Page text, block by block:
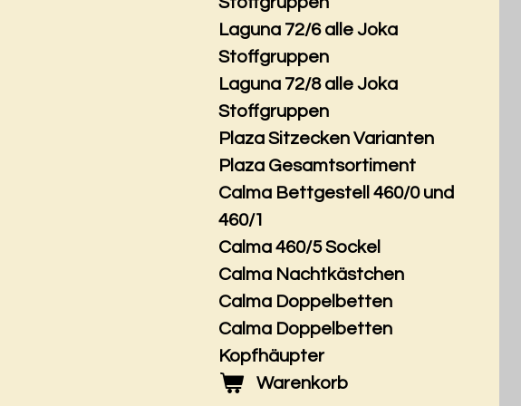
Laguna 72/6 alle Joka
Stoffgruppen
Laguna 72/8 alle Joka
Stoffgruppen
Plaza Sitzecken Varianten
Plaza Gesamtsortiment
Calma Bettgestell 460/0 und
460/1
Calma 460/5 Sockel
Calma Nachtkästchen
Calma Doppelbetten
Calma Doppelbetten
Kopfhäupter
Warenkorb